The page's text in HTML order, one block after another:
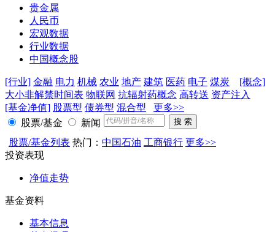
贵金属
人民币
宏观数据
行业数据
中国概念股
[行业] 金融 电力 机械 农业 地产 建筑 医药 电子 煤炭
[概念]
大小非解禁时间表 物联网 抗辐射药概念 高转送 资产注入
[基金净值] 股票型 债券型 混合型
更多>>
股票/基金
新闻
股票/基金列表 热门： 中国石油 工商银行 更多>>
投资表现
净值走势
基金资料
基本信息